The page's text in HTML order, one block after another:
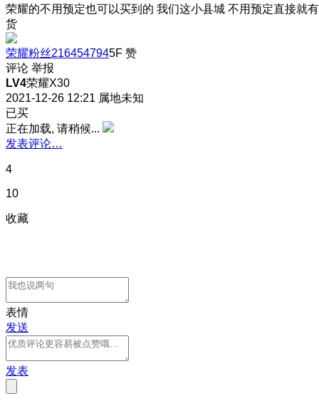
荣耀的不用预定也可以买到的 我们这小县城 不用预定直接就有
货
荣耀粉丝2164547945F 赞
评论 举报
LV4荣耀X30
2021-12-26 12:21 属地未知
已买
正在加载, 请稍候...
发表评论…
4
10
收藏
表情
发送
发表